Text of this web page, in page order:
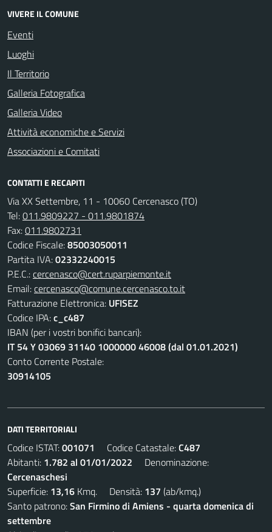
VIVERE IL COMUNE
Eventi
Luoghi
Il Territorio
Galleria Fotografica
Galleria Video
Attività economiche e Servizi
Associazioni e Comitati
CONTATTI E RECAPITI
Via XX Settembre, 11 - 10060 Cercenasco (TO)
Tel:011.9809227 - 011.9801874
Fax:011.9802731
Codice Fiscale:85003050011
Partita IVA:02332240015
P.E.C.:cercenasco@cert.ruparpiemonte.it
Email:cercenasco@comune.cercenasco.to.it
Fatturazione Elettronica: UFISEZ
Codice IPA:c_c487
IBAN (per i vostri bonifici bancari):
IT 54 Y 03069 31140 1000000 46008 (dal 01.01.2021)
Conto Corrente Postale:
30914105
DATI TERRITORIALI
Codice ISTAT:001071 Codice Catastale:C487
Abitanti: 1.782 al 01/01/2022 Denominazione:
Cercenaschesi
Superficie: 13,16 Kmq. Densità: 137 (ab/kmq.)
Santo patrono:San Firmino di Amiens - quarta domenica di
settembre